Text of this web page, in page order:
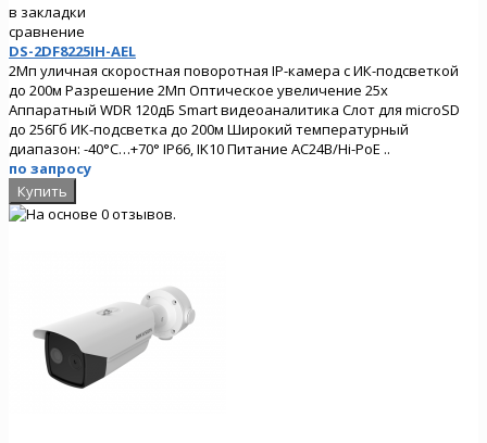
в закладки
сравнение
DS-2DF8225IH-AEL
2Мп уличная скоростная поворотная IP-камера с ИК-подсветкой
до 200м Разрешение 2Мп Оптическое увеличение 25х
Аппаратный WDR 120дБ Smart видеоаналитика Слот для microSD
до 256Гб ИК-подсветка до 200м Широкий температурный
диапазон: -40°C…+70° IP66, IK10 Питание AC24В/Hi-PoE ..
по запросу